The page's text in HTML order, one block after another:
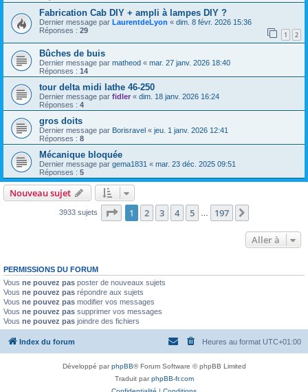
Fabrication Cab DIY + ampli à lampes DIY ?
Dernier message par LaurentdeLyon « dim. 8 févr. 2026 15:36
Réponses : 29 1 2
Bûches de buis
Dernier message par matheod « mar. 27 janv. 2026 18:40
Réponses : 14
tour delta midi lathe 46-250
Dernier message par fidler « dim. 18 janv. 2026 16:24
Réponses : 4
gros doits
Dernier message par Borisravel « jeu. 1 janv. 2026 12:41
Réponses : 8
Mécanique bloquée
Dernier message par gema1831 « mar. 23 déc. 2025 09:51
Réponses : 5
Nouveau sujet
3933 sujets Page 1sur197
1 2 3 4 5 197
Aller à
PERMISSIONS DU FORUM
Vous ne pouvez pas poster de nouveaux sujets
Vous ne pouvez pas répondre aux sujets
Vous ne pouvez pas modifier vos messages
Vous ne pouvez pas supprimer vos messages
Vous ne pouvez pas joindre des fichiers
Index du forum Heures au format UTC+01:00
Développé parphpBB® Forum Software © phpBB Limited
Traduit parphpBB-fr.com